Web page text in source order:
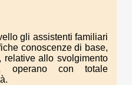
gli assistenti familiari
conoscenze di base,
relative allo svolgimento
operano con totale